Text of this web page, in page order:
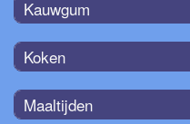
Kauwgum
Koken
Maaltijden